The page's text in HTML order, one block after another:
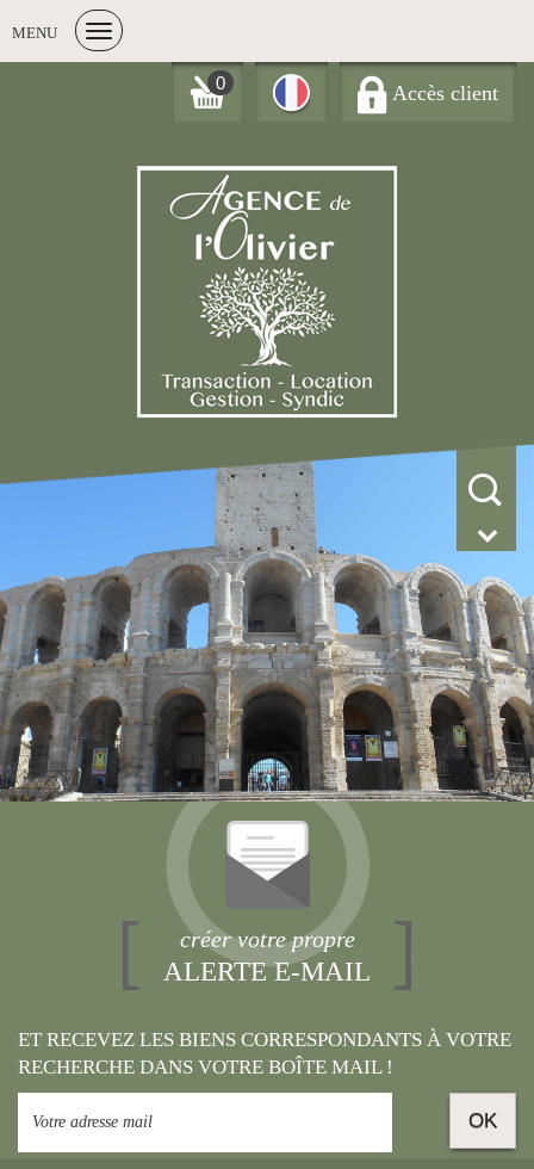
MENU
0 Accès client
créer votre propre
ALERTE E-MAIL
ET RECEVEZ LES BIENS CORRESPONDANTS À VOTRE
RECHERCHE DANS VOTRE BOÎTE MAIL !
OK